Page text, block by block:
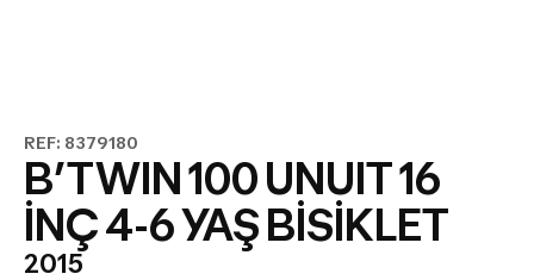
REF: 8379180
B’TWIN 100 UNUIT 16
İNÇ 4-6 YAŞ BİSİKLET
2015